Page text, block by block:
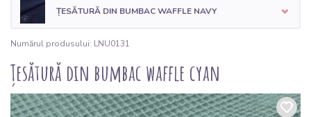
ȚESĂTURĂ DIN BUMBAC WAFFLE NAVY
Numărul produsului: LNU0131
Țesătură din bumbac waffle cyan